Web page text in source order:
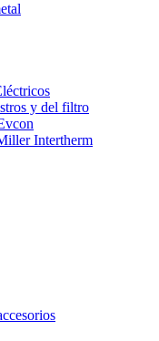
y del filtro
Intertherm